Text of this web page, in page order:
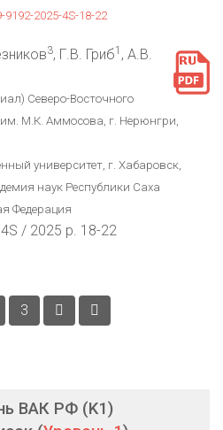
2025-4S-18-22
3, Г.В. Гриб1 , А.В.
Северо-Восточного
М.К. Аммосова, г. Нерюнгри,
университет, г. Хабаровск,
наук Республики Саха
Федерация
/ 2025 p. 18-22
3
ВАК РФ (K1)